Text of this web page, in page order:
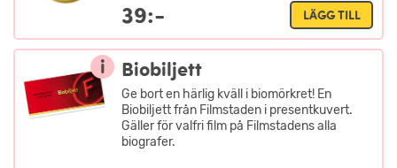
39:- LÄGG TILL
i Biobiljett
Ge bort en härlig kväll i biomörkret! En
Biobiljett från Filmstaden i presentkuvert.
Gäller för valfri film på Filmstadens alla
biografer.